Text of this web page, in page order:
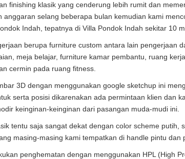
finishing klasik yang cenderung lebih rumit dan
anggaran selang beberapa bulan kemudian kami
Indah, tepatnya di Villa Pondok Indah sekitar 10
berupa furniture custom antara lain pengerjaan
meja belajar, furniture kamar pembantu, ruang
cermin pada ruang fitness.
3D dengan menggunakan google sketchup ini
serta posisi dikarenakan ada permintaan klien dan
keinginan-keinginan dari pasangan muda-mudi ini.
tentu saja sangat dekat dengan color scheme putih,
masing-masing kami tempatkan di handle pintu dan
penghematan dengan menggunakan HPL (High